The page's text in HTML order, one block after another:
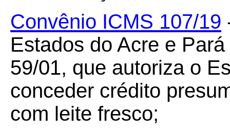
Convênio ICMS 107/19
Estados do Acre e
59/01, que autoriza o
conceder crédito
com leite fresco;